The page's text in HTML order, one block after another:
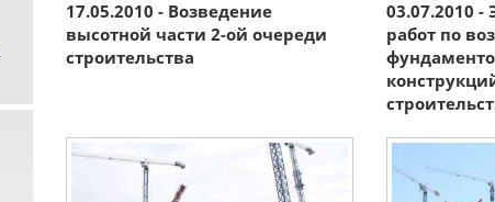
17.05.2010 - Возведение
высотной части 2-ой очереди
строительства
03.07.2010
работ по